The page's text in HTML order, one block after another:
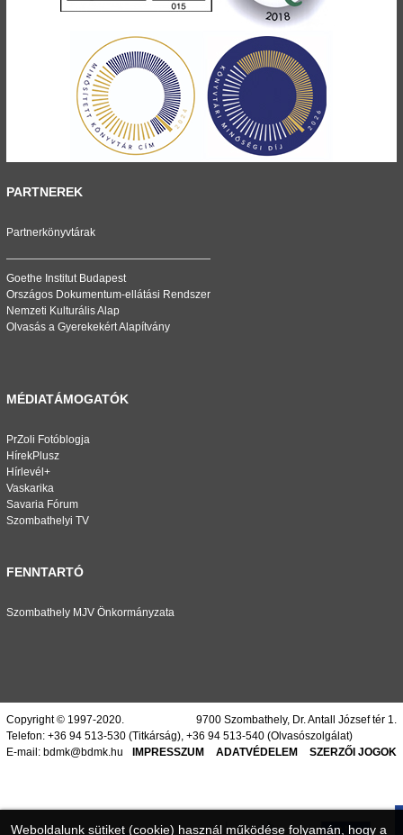
PARTNEREK
Partnerkönyvtárak
Goethe Institut Budapest
Országos Dokumentum-ellátási Rendszer
Nemzeti Kulturális Alap
Olvasás a Gyerekekért Alapítvány
MÉDIATÁMOGATÓK
PrZoli Fotóblogja
HírekPlusz
Hírlevél+
Vaskarika
Savaria Fórum
Szombathelyi TV
FENNTARTÓ
Szombathely MJV Önkormányzata
Copyright © 1997-2020.
9700 Szombathely, Dr. Antall József tér 1.
Telefon: +36 94 513-530 (Titkárság), +36 94 513-540 (Olvasószolgálat)
E-mail: bdmk@bdmk.hu IMPRESSZUM ADATVÉDELEM SZERZŐI JOGOK
Weboldalunk sütiket (cookie) használ működése folyamán, hogy a